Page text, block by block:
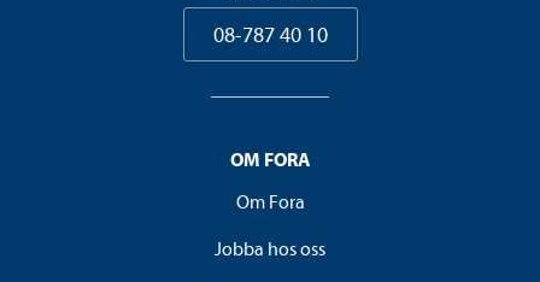
08-787 40 10
OM FORA
Om Fora
Jobba hos oss